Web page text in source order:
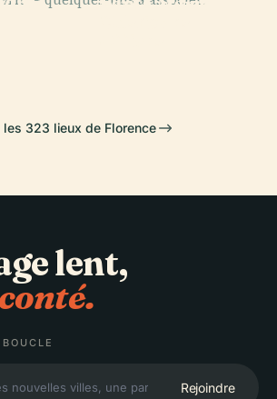
PLACE
les 323 lieux de Florence
lent,
Rejoindre